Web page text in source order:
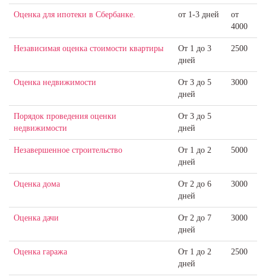
Оценка для ​ипотеки в Сбербанке. от 1-3 дней
от
4000
Независимая оценка стоимости квартиры
От 1 до 3
дней
2500
Оценка недвижимости
От 3 до 5
дней
3000
Порядок проведения оценки
недвижимости
От 3 до 5
дней
Незавершенное строительство
От 1 до 2
дней
5000
Оценка дома
От 2 до 6
дней
3000
Оценка дачи
От 2 до 7
дней
3000
Оценка гаража
От 1 до 2
дней
2500